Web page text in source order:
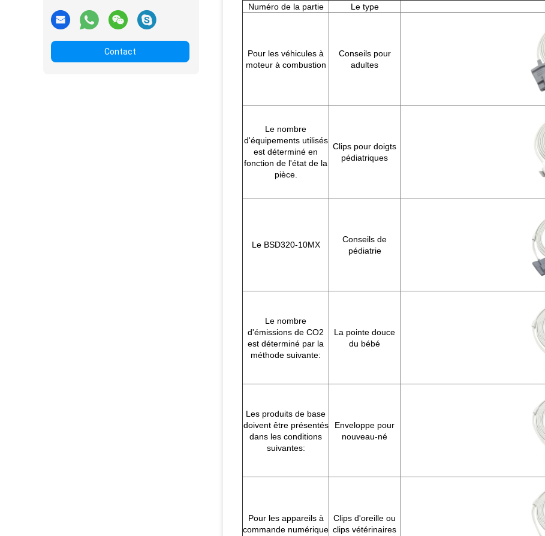
Contact
Numéro de la partie
Le type
Pour les véhicules à
moteur à combustion
Conseils pour
adultes
Le nombre
d'équipements utilisés
est déterminé en
fonction de l'état de la
pièce.
Clips pour doigts
pédiatriques
Le BSD320-10MX
Conseils de
pédiatrie
Le nombre
d'émissions de CO2
est déterminé par la
méthode suivante:
La pointe douce
du bébé
Les produits de base
doivent être présentés
dans les conditions
suivantes:
Enveloppe pour
nouveau-né
Pour les appareils à
commande numérique
Clips d'oreille ou
clips vétérinaires